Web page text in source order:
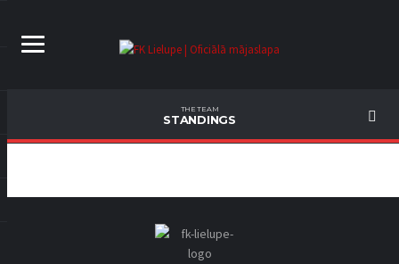
THE TEAM
STANDINGS